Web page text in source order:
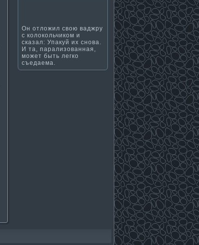
Он отложил свою ваджру
с колокольчиком и
сказал: Упакуй их снова.
И та, парализованная,
может быть легко
съедаема.